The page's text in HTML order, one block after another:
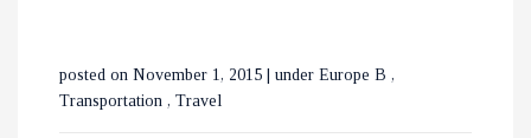
posted on November 1, 2015 under Europe B ,
Transportation , Travel
ΒΟΥΚΟΥΡΕΣΤΙ ΣΕ 3 ΗΜΕΡΕΣ